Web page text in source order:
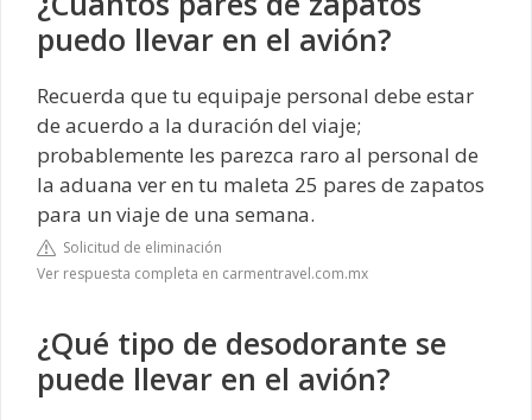
puedo llevar en el avión?
Recuerda que tu equipaje personal debe estar
de acuerdo a la duración del viaje;
probablemente les parezca raro al personal de
la aduana ver en tu maleta 25 pares de zapatos
para un viaje de una semana.
Solicitud de eliminación
Ver respuesta completa en carmentravel.com.mx
¿Qué tipo de desodorante se
puede llevar en el avión?